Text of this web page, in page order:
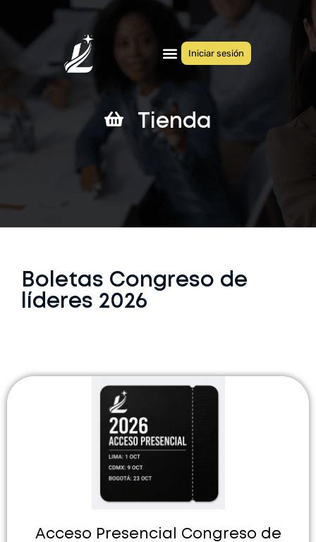
Iniciar sesión
Tienda
Boletas Congreso de
líderes 2026
Acceso Presencial Congreso de